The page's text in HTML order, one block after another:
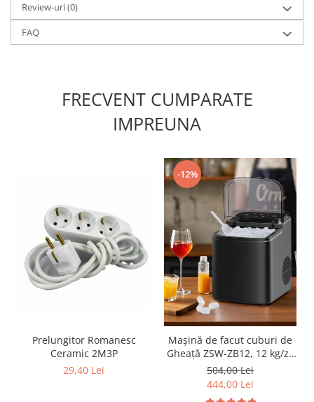
Review-uri(0)
FAQ
FRECVENT CUMPARATE
IMPREUNA
Prelungitor Romanesc
Ceramic 2M3P
29,40 Lei
-12%
Mașină de facut cuburi de
Gheață ZSW-ZB12, 12 kg/zi,
Rezervor 1.2L, Panou Tactil,
Design Compact, Negru
504,00 Lei
444,00 Lei